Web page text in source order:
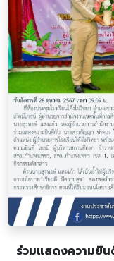
ร่วมแสดงความยิน